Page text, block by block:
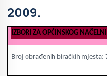
2009.
IZBORI ZA OPĆINSKOG
Broj obrađenih biračkih mjesta: